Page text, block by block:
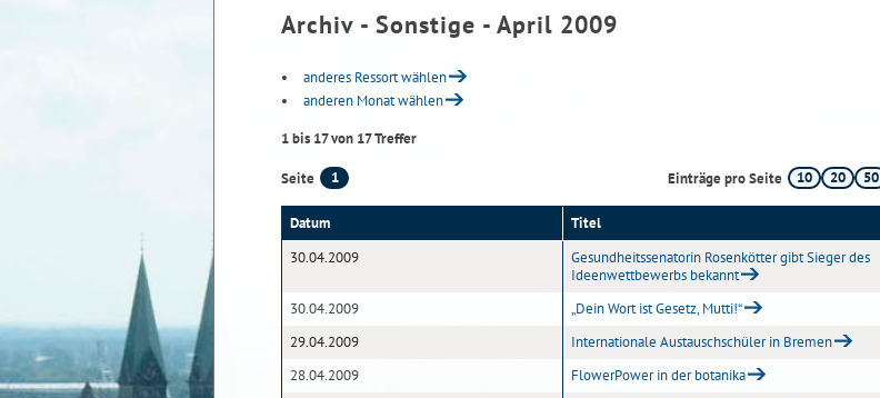
Archiv - Sonstige - April 2009
anderes Ressort wählen
anderen Monat wählen
1 bis 17 von 17 Treffer
Seite 1 Einträge pro Seite 10 20 50
Datum
Titel
30.04.2009
Gesundheitssenatorin Rosenkötter gibt Sieger des
Ideenwettbewerbs bekannt
30.04.2009
„Dein Wort ist Gesetz, Mutti!“
29.04.2009
Internationale Austauschschüler in Bremen
28.04.2009
FlowerPower in der botanika